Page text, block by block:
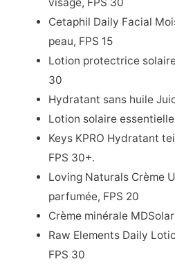
Cetaphil Daily Facial
peau, FPS 15
Lotion protectrice
30
Hydratant sans huile
Lotion solaire
Keys KPRO Hydratant
FPS 30+.
Loving Naturals Crème
parfumée, FPS 20
Crème minérale
Raw Elements Daily
FPS 30